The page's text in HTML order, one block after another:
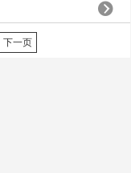
下一页